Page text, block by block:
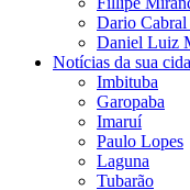
Dario
Daniel Luiz
Notícias da sua
Imbituba
Garopaba
Imaruí
Paulo Lopes
Laguna
Tubarão